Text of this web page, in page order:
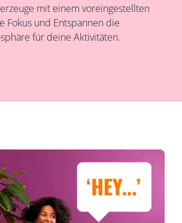
mit einem voreingestellten
Fokus und Entspannen die
für deine Aktivitäten.